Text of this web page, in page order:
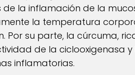
de la inflamación de la
la temperatura
Por su parte, la cúrcuma,
de la ciclooxigenasa
inflamatorias.